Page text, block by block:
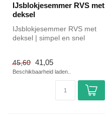
IJsblokjesemmer RVS met
deksel
IJsblokjesemmer RVS met
deksel | simpel en snel
45,60 41,05
Beschikbaarheid laden..